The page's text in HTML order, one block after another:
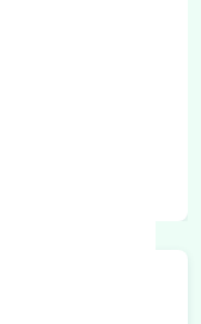
برای اطلاع از